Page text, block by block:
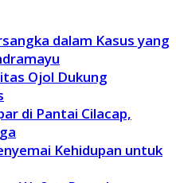
dalam Kasus yang
Ojol Dukung
di Pantai Cilacap,
Kehidupan untuk